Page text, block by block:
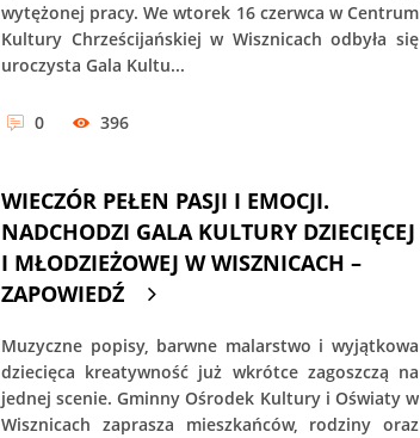
wytężonej pracy. We wtorek 16 czerwca w Centrum
Kultury Chrześcijańskiej w Wisznicach odbyła się
uroczysta Gala Kultu...
0 396
WIECZÓR PEŁEN PASJI I EMOCJI.
NADCHODZI GALA KULTURY DZIECIĘCEJ
I MŁODZIEŻOWEJ W WISZNICACH –
ZAPOWIEDŹ
Muzyczne popisy, barwne malarstwo i wyjątkowa
dziecięca kreatywność już wkrótce zagoszczą na
jednej scenie. Gminny Ośrodek Kultury i Oświaty w
Wisznicach zaprasza mieszkańców, rodziny oraz